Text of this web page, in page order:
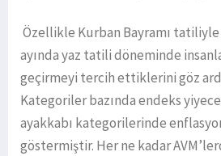
Özellikle Kurban Bayramı
ayında yaz tatili döneminde
geçirmeyi tercih ettiklerini göz
Kategoriler bazında endeks
ayakkabı kategorilerinde
göstermiştir. Her ne kadar